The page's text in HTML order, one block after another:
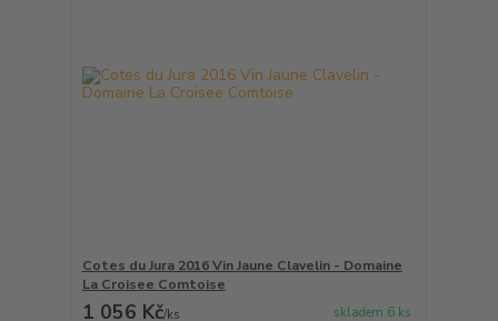
Cotes du Jura 2016 Vin Jaune Clavelin - Domaine
La Croisee Comtoise
1 056 Kč/ks skladem 6 ks